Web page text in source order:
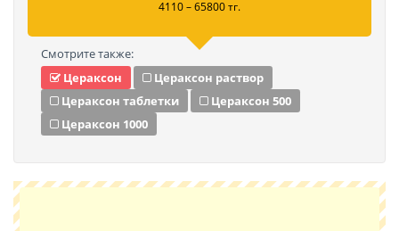
4110 – 65800 тг.
Смотрите также:
Цераксон
Цераксон раствор
Цераксон таблетки
Цераксон 500
Цераксон 1000